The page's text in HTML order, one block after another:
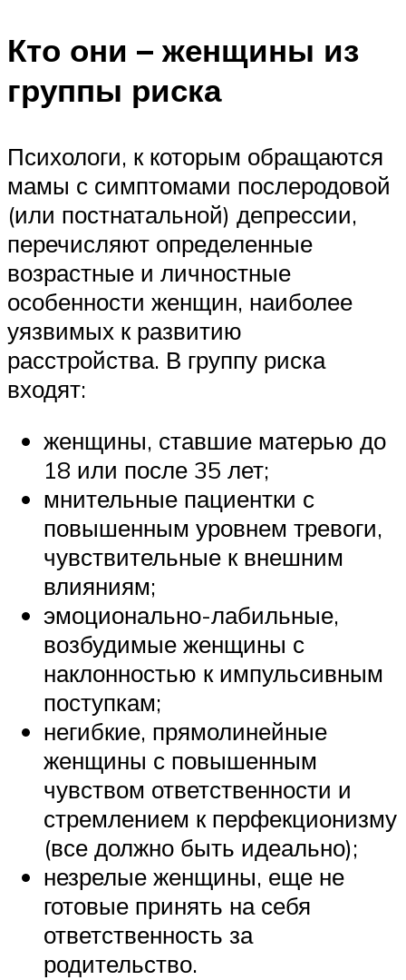
Кто они – женщины из
группы риска
Психологи, к которым обращаются
мамы с симптомами послеродовой
(или постнатальной) депрессии,
перечисляют определенные
возрастные и личностные
особенности женщин, наиболее
уязвимых к развитию
расстройства. В группу риска
входят:
женщины, ставшие матерью до
18 или после 35 лет;
мнительные пациентки с
повышенным уровнем тревоги,
чувствительные к внешним
влияниям;
эмоционально-лабильные,
возбудимые женщины с
наклонностью к импульсивным
поступкам;
негибкие, прямолинейные
женщины с повышенным
чувством ответственности и
стремлением к перфекционизму
(все должно быть идеально);
незрелые женщины, еще не
готовые принять на себя
ответственность за
родительство.